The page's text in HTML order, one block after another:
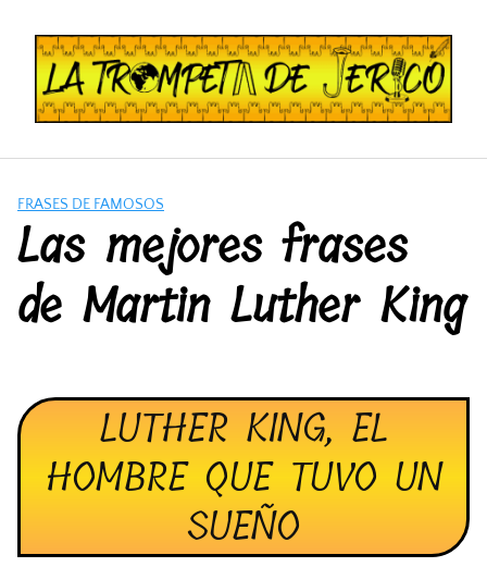
contenido
FRASES DE FAMOSOS
Las mejores frases
de Martin Luther King
LUTHER KING, EL
HOMBRE QUE TUVO UN
SUEÑO